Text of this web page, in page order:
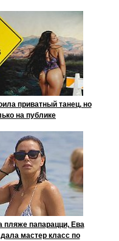
приватный танец, но
на публике
пляже папарацци, Ева
мастер класс по